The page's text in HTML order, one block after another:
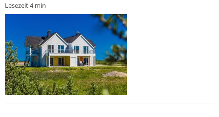
Lesezeit 4 min